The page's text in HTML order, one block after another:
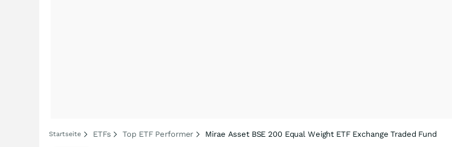
Startseite ETFs Top ETF Performer Mirae Asset BSE 200 Equal Weight ETF Exchange Traded Fund